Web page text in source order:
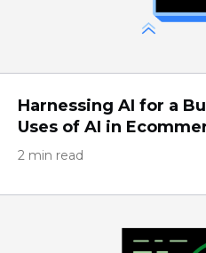
Harnessing AI for a
Uses of AI in
2 min read